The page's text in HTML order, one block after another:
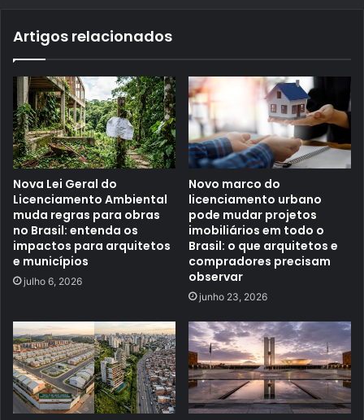
Artigos relacionados
Nova Lei Geral do
Licenciamento Ambiental
muda regras para obras
no Brasil: entenda os
impactos para arquitetos
e municípios
julho 6, 2026
Novo marco do
licenciamento urbano
pode mudar projetos
imobiliários em todo o
Brasil: o que arquitetos e
compradores precisam
observar
junho 23, 2026